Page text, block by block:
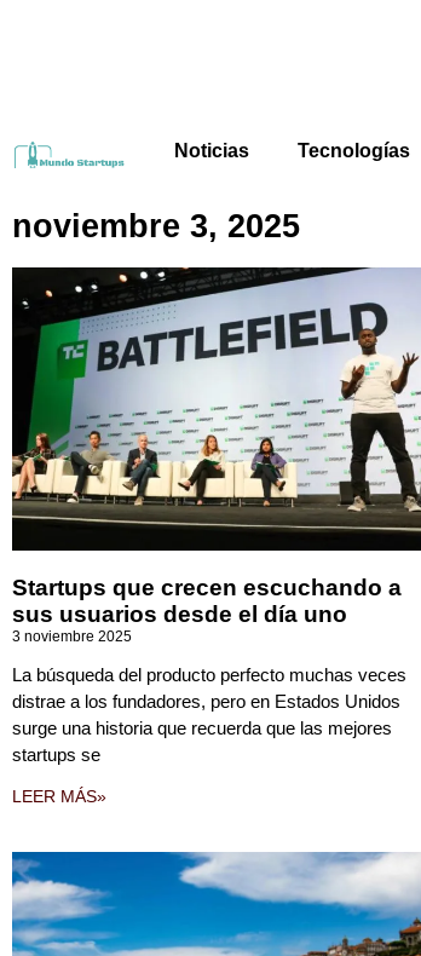
Noticias Tecnologías
noviembre 3, 2025
Startups que crecen escuchando a
sus usuarios desde el día uno
3 noviembre 2025
La búsqueda del producto perfecto muchas veces
distrae a los fundadores, pero en Estados Unidos
surge una historia que recuerda que las mejores
startups se
LEER MÁS»